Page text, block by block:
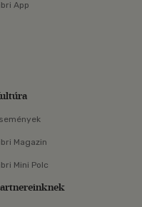
App
Magazin
Mini Polc